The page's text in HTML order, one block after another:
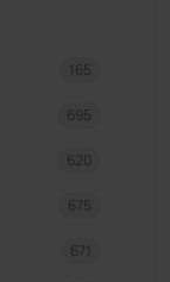
165
695
620
675
671